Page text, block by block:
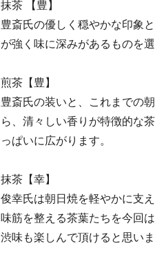
抹茶 【豊】
豊斎氏の優しく穏やかな印象
が強く味に深みがあるものを選
煎茶【豊】
豊斎氏の装いと、これまでの
ら、清々しい香りが特徴的な
っぱいに広がります。
抹茶【幸】
俊幸氏は朝日焼を軽やかに支
味筋を整える茶葉たちを今回
渋味も楽しんで頂けると思いま